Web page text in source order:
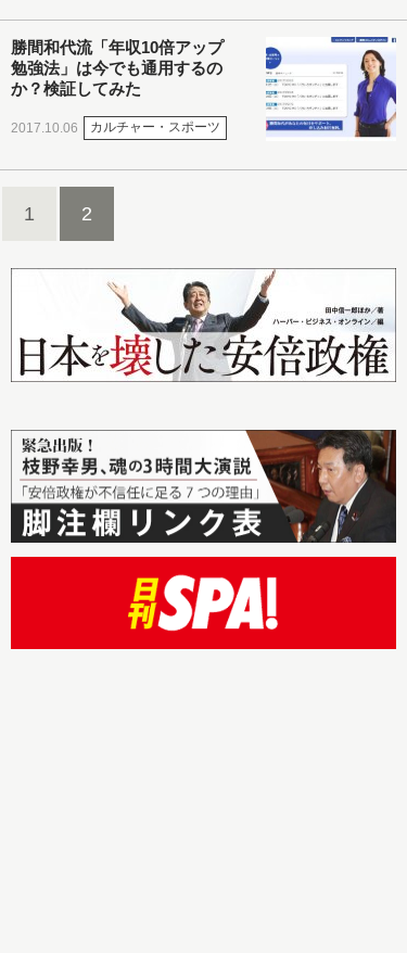
勝間和代流「年収10倍アップ
勉強法」は今でも通用するの
か？検証してみた
2017.10.06 カルチャー・スポーツ
1 2